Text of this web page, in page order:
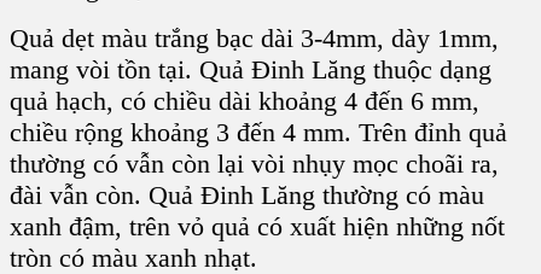
Quả dẹt màu trắng bạc dài 3-4mm, dày 1mm,
mang vòi tồn tại. Quả Đinh Lăng thuộc dạng
quả hạch, có chiều dài khoảng 4 đến 6 mm,
chiều rộng khoảng 3 đến 4 mm. Trên đỉnh quả
thường có vẫn còn lại vòi nhụy mọc choãi ra,
đài vẫn còn. Quả Đinh Lăng thường có màu
xanh đậm, trên vỏ quả có xuất hiện những nốt
tròn có màu xanh nhạt.